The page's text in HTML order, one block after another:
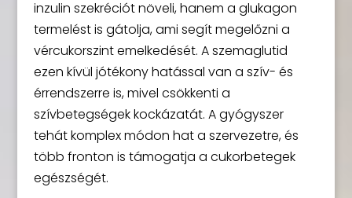
inzulin szekréciót növeli, hanem a glukagon
termelést is gátolja, ami segít megelőzni a
vércukorszint emelkedését. A szemaglutid
ezen kívül jótékony hatással van a szív- és
érrendszerre is, mivel csökkenti a
szívbetegségek kockázatát. A gyógyszer
tehát komplex módon hat a szervezetre, és
több fronton is támogatja a cukorbetegek
egészségét.